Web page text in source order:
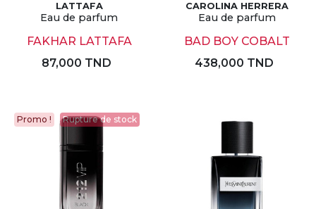
LATTAFA
Eau de parfum
FAKHAR LATTAFA
87,000 TND
CAROLINA HERRERA
Eau de parfum
BAD BOY COBALT
438,000 TND
Promo ! Rupture de stock